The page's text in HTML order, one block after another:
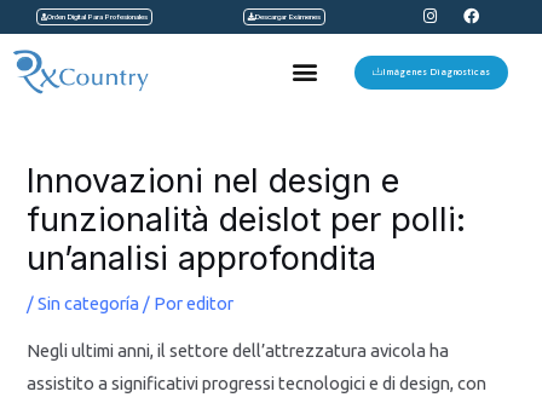
contenido
Orden Digital Para Profesionales Descargar Exámenes
I
n
s
t
a
F
a
c
e
b
Menu Imágenes Diagnosticas
Innovazioni nel design e
funzionalità deislot per polli:
un’analisi approfondita
/Sin categoría / Poreditor
Negli ultimi anni, il settore dell’attrezzatura avicola ha
assistito a significativi progressi tecnologici e di design, con
entradas